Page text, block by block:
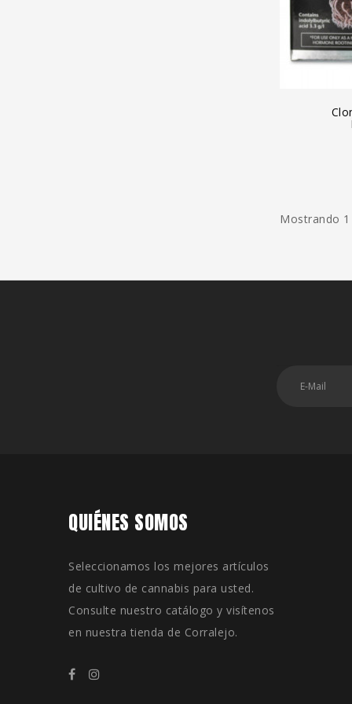
Mostrando
QUIÉNES SOMOS
Seleccionamos los mejores artículos
de cultivo de cannabis para usted.
Consulte nuestro catálogo y visítenos
en nuestra tienda de Corralejo.